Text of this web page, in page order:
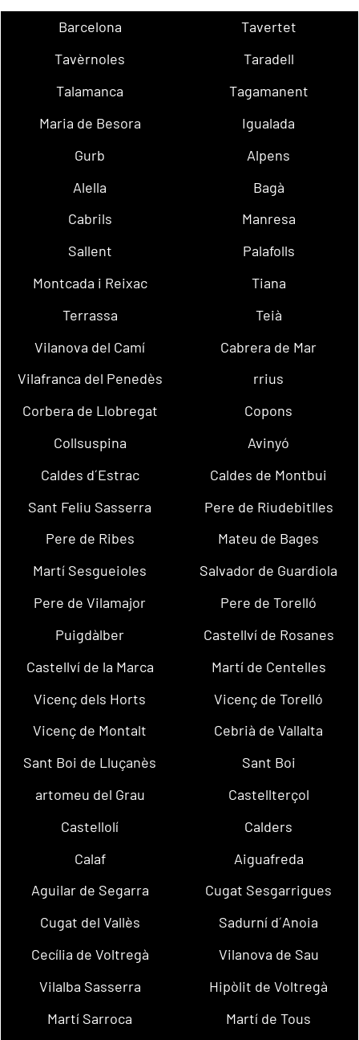
Barcelona
Tavertet
Tavèrnoles
Taradell
Talamanca
Tagamanent
Maria de Besora
Igualada
Gurb
Alpens
Alella
Bagà
Cabrils
Manresa
Sallent
Palafolls
Montcada i Reixac
Tiana
Terrassa
Teià
Vilanova del Camí
Cabrera de Mar
Vilafranca del Penedès
rrius
Corbera de Llobregat
Copons
Collsuspina
Avinyó
Caldes d´Estrac
Caldes de Montbui
Sant Feliu Sasserra
Pere de Riudebitlles
Pere de Ribes
Mateu de Bages
Martí Sesgueioles
Salvador de Guardiola
Pere de Vilamajor
Pere de Torelló
Puigdàlber
Castellví de Rosanes
Castellví de la Marca
Martí de Centelles
Vicenç dels Horts
Vicenç de Torelló
Vicenç de Montalt
Cebrià de Vallalta
Sant Boi de Lluçanès
Sant Boi
artomeu del Grau
Castellterçol
Castellolí
Calders
Calaf
Aiguafreda
Aguilar de Segarra
Cugat Sesgarrigues
Cugat del Vallès
Sadurní d´Anoia
Cecília de Voltregà
Vilanova de Sau
Vilalba Sasserra
Hipòlit de Voltregà
Martí Sarroca
Martí de Tous